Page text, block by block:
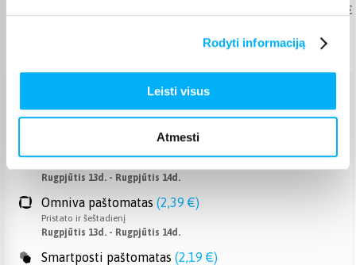
Rodyti informaciją
Leisti visus
Atmesti
Nuo 48,07 €
Venipak paštomatas (2,39 €)
Rugpjūtis 13d. - Rugpjūtis 14d.
Venipak kurjeris (5,99 €)
Rugpjūtis 13d. - Rugpjūtis 14d.
Omniva paštomatas (2,39 €)
Pristato ir šeštadienį
Rugpjūtis 13d. - Rugpjūtis 14d.
Smartposti paštomatas (2,19 €)